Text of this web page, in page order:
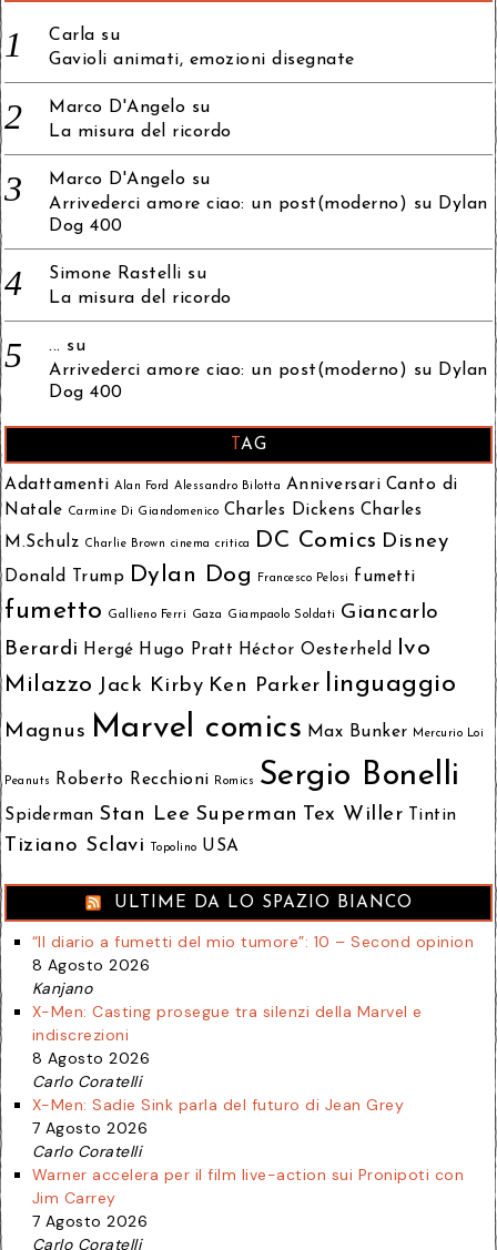
Carla su
Gavioli animati, emozioni disegnate
Marco D'Angelo su
La misura del ricordo
Marco D'Angelo su
Arrivederci amore ciao: un post(moderno) su Dylan
Dog 400
Simone Rastelli su
La misura del ricordo
... su
Arrivederci amore ciao: un post(moderno) su Dylan
Dog 400
TAG
Adattamenti Alan Ford Alessandro Bilotta Anniversari Canto di
Natale Carmine Di Giandomenico Charles Dickens Charles
M.Schulz Charlie Brown cinema critica DC Comics Disney
Donald Trump Dylan Dog Francesco Pelosi fumetti
fumetto Gallieno Ferri Gaza Giampaolo Soldati
Giancarlo
Berardi Hergé Hugo Pratt Héctor Oesterheld Ivo
Milazzo Jack Kirby Ken Parker linguaggio
Magnus Marvel comics Max Bunker Mercurio Loi
Peanuts Roberto Recchioni Romics Sergio Bonelli
Spiderman Stan Lee Superman Tex Willer Tintin
Tiziano Sclavi Topolino USA
ULTIME DA LO SPAZIO BIANCO
“Il diario a fumetti del mio tumore”: 10 – Second opinion
8 Agosto 2026
Kanjano
X-Men: Casting prosegue tra silenzi della Marvel e
indiscrezioni
8 Agosto 2026
Carlo Coratelli
X-Men: Sadie Sink parla del futuro di Jean Grey
7 Agosto 2026
Carlo Coratelli
Warner accelera per il film live-action sui Pronipoti con
Jim Carrey
7 Agosto 2026
Carlo Coratelli